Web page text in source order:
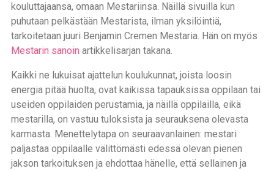
kouluttajaansa, omaan Mestariinsa. Näillä sivuilla kun
puhutaan pelkästään Mestarista, ilman yksilöintiä,
tarkoitetaan juuri Benjamin Cremen Mestaria. Hän on myös
Mestarin sanoin artikkelisarjan takana.
Kaikki ne lukuisat ajattelun koulukunnat, joista loosin
energia pitää huolta, ovat kaikissa tapauksissa oppilaan tai
useiden oppilaiden perustamia, ja näillä oppilailla, eikä
mestarilla, on vastuu tuloksista ja seurauksena olevasta
karmasta. Menettelytapa on seuraavanlainen: mestari
paljastaa oppilaalle välittömästi edessä olevan pienen
jakson tarkoituksen ja ehdottaa hänelle, että sellainen ja